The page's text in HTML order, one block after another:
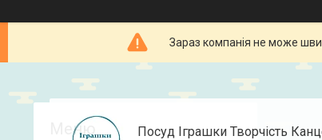
Зараз компанія не може
Посуд Іграшки Творчість